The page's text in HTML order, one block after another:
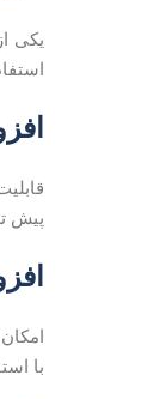
یکی
پیش
با